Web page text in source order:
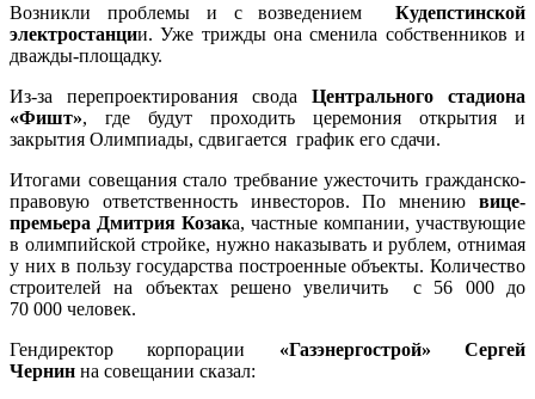
Возникли проблемы и с возведением Кудепстинской
электростанции. Уже трижды она сменила собственников и
дважды-площадку.
Из-за перепроектирования свода Центрального стадиона
«Фишт», где будут проходить церемония открытия и
закрытия Олимпиады, сдвигается график его сдачи.
Итогами совещания стало требвание ужесточить гражданско-
правовую ответственность инвесторов. По мнению вице-
премьера Дмитрия Козака, частные компании, участвующие
в олимпийской стройке, нужно наказывать и рублем, отнимая
у них в пользу государства построенные объекты. Количество
строителей на объектах решено увеличить с 56 000 до
70 000 человек.
Гендиректор корпорации «Газэнергострой» Сергей
Чернин на совещании сказал: